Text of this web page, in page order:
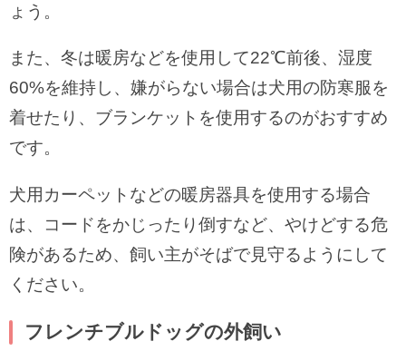
ょう。
また、冬は暖房などを使用して22℃前後、湿度
60%を維持し、嫌がらない場合は犬用の防寒服を
着せたり、ブランケットを使用するのがおすすめ
です。
犬用カーペットなどの暖房器具を使用する場合
は、コードをかじったり倒すなど、やけどする危
険があるため、飼い主がそばで見守るようにして
ください。
フレンチブルドッグの外飼い